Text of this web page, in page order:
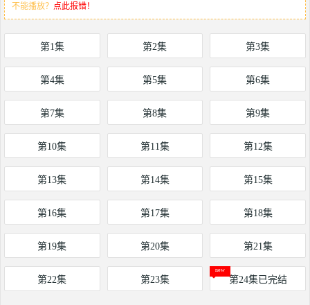
不能播放？ 点此报错！
第1集 第2集 第3集
第4集 第5集 第6集
第7集 第8集 第9集
第10集 第11集 第12集
第13集 第14集 第15集
第16集 第17集 第18集
第19集 第20集 第21集
第22集 第23集 第24集已完结